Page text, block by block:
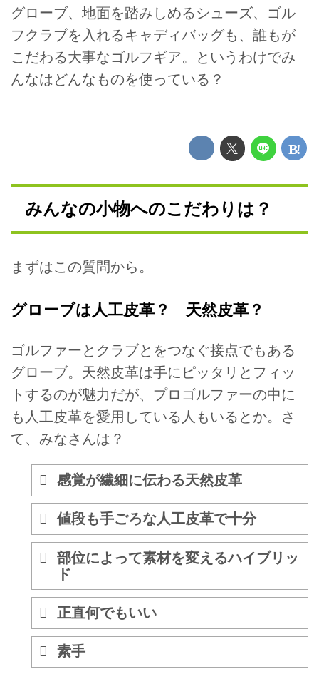
グローブ、地面を踏みしめるシューズ、ゴル
フクラブを入れるキャディバッグも、誰もが
こだわる大事なゴルフギア。というわけでみ
んなはどんなものを使っている？
みんなの小物へのこだわりは？
まずはこの質問から。
グローブは人工皮革？ 天然皮革？
ゴルファーとクラブとをつなぐ接点でもある
グローブ。天然皮革は手にピッタリとフィッ
トするのが魅力だが、プロゴルファーの中に
も人工皮革を愛用している人もいるとか。さ
て、みなさんは？
感覚が繊細に伝わる天然皮革
値段も手ごろな人工皮革で十分
部位によって素材を変えるハイブリッ
ド
正直何でもいい
素手